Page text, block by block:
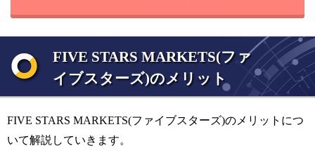
FIVE STARS MARKETS(ファ
イブスターズ)のメリット
FIVE STARS MARKETS(ファイブスターズ)のメリットにつ
いて解説していきます。